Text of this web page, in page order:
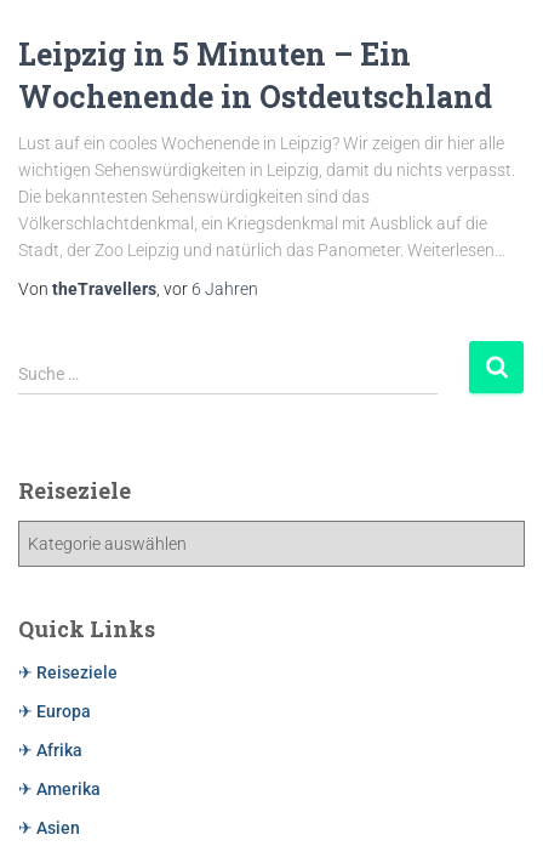
Leipzig in 5 Minuten – Ein
Wochenende in Ostdeutschland
Lust auf ein cooles Wochenende in Leipzig? Wir zeigen dir hier alle
wichtigen Sehenswürdigkeiten in Leipzig, damit du nichts verpasst.
Die bekanntesten Sehenswürdigkeiten sind das
Völkerschlachtdenkmal, ein Kriegsdenkmal mit Ausblick auf die
Stadt, der Zoo Leipzig und natürlich das Panometer. Weiterlesen…
Von theTravellers , vor 6 Jahren
Suche …
Reiseziele
Quick Links
✈ Reiseziele
✈ Europa
✈ Afrika
✈ Amerika
✈ Asien